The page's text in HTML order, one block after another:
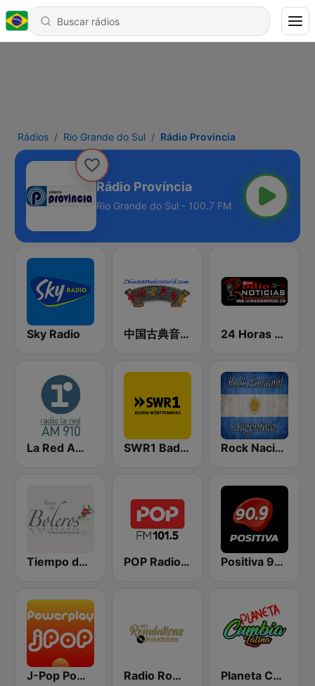
Rádios Rio Grande do Sul Rádio Província
Rádio Província
Rio Grande do Sul - 100.7 FM
Sky Radio 中国古典音乐在线 (Chinese Classical) 24 Horas Radio Noticias
La Red AM 910 SWR1 Baden-Württemberg Rock Nacional Argentina
Tiempo de Boleros POP Radio 101.5 Positiva 90.9 - Radio Mitre Corrientes
J-Pop Powerplay Radio Romanticas Inolvidables Planeta Cumbia Latina